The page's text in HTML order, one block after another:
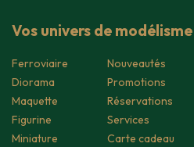
Vos univers de modélisme
Ferroviaire
Diorama
Maquette
Figurine
Miniature
Nouveautés
Promotions
Réservations
Services
Carte cadeau